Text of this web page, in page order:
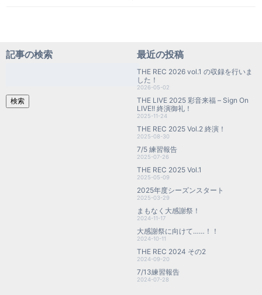
記事の検索
検索
最近の投稿
THE REC 2026 vol.1 の収録を行いま
した！
2026-05-02
THE LIVE 2025 彩音来福 – Sign On
LIVE!! 終演御礼！
2025-11-24
THE REC 2025 Vol.2 終演！
2025-08-30
7/5 練習報告
2025-07-26
THE REC 2025 Vol.1
2025-05-09
2025年度シーズンスタート
2025-03-29
まもなく大感謝祭！
2024-11-17
大感謝祭に向けて……！！
2024-10-11
THE REC 2024 その2
2024-09-20
7/13練習報告
2024-07-28